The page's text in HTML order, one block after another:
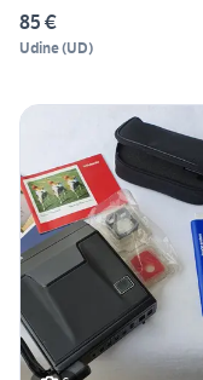
85 €
Udine(UD)